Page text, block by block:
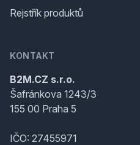
Rejstřík produktů
KONTAKT
B2M.CZ s.r.o.
Šafránkova 1243/3
155 00 Praha 5
IČO: 27455971